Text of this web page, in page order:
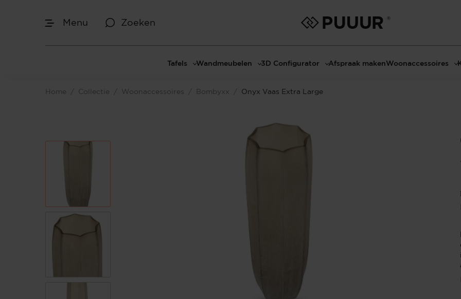
Menu Zoeken
Tafels Wandmeubelen
TV-wandmeubels
3D Configurator
3D TV-Paneel configurator
Afspraak makenWoonaccessoires
Home / Collectie / Woonaccessoires / Bombyxx / Onyx Vaas Extra Large